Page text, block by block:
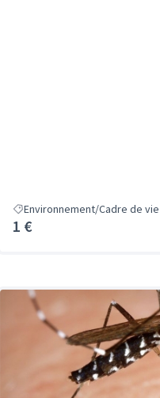
Environnement/Cadre de vie
1 €